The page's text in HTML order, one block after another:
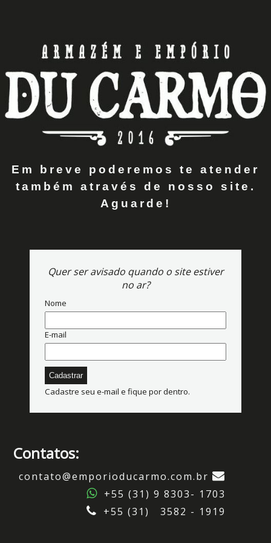
Em breve poderemos te atender
também através de nosso site.
Aguarde!
Quer ser avisado quando o site estiver
no ar?
Nome
E-mail
Cadastre seu e-mail e fique por dentro.
Contatos:
contato@emporioducarmo.com.br
+55 (31) 9 8303- 1703
+55 (31) 3582 - 1919